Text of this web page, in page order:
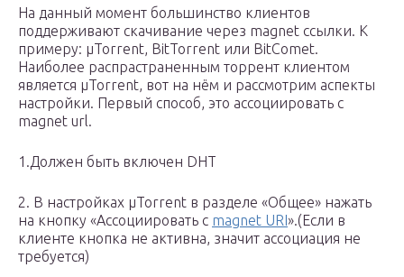
На данный момент большинство клиентов
поддерживают скачивание через magnet ссылки. К
примеру: µTorrent, BitTorrent или BitComet.
Наиболее распрастраненным торрент клиентом
является µTorrent, вот на нём и рассмотрим аспекты
настройки. Первый способ, это ассоциировать c
magnet url.
1.Должен быть включен DHT
2. В настройках µTorrent в разделе «Общее» нажать
на кнопку «Ассоциировать с magnet URI».(Если в
клиенте кнопка не активна, значит ассоциация не
требуется)